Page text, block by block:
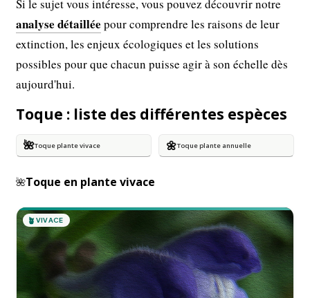
Si le sujet vous intéresse, vous pouvez découvrir notre
analyse détaillée pour comprendre les raisons de leur
extinction, les enjeux écologiques et les solutions
possibles pour que chacun puisse agir à son échelle dès
aujourd'hui.
Toque : liste des différentes espèces
🌺Toque plante vivace 🌼Toque plante annuelle
🌺Toque en plante vivace
🪴 VIVACE